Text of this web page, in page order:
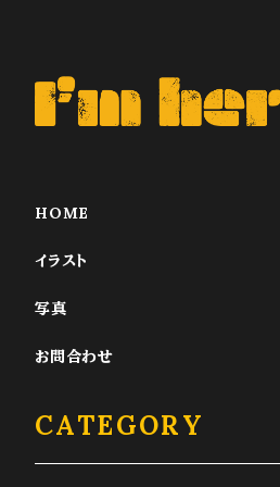
HOME
イラスト
写真
お問合わせ
CATEGORY